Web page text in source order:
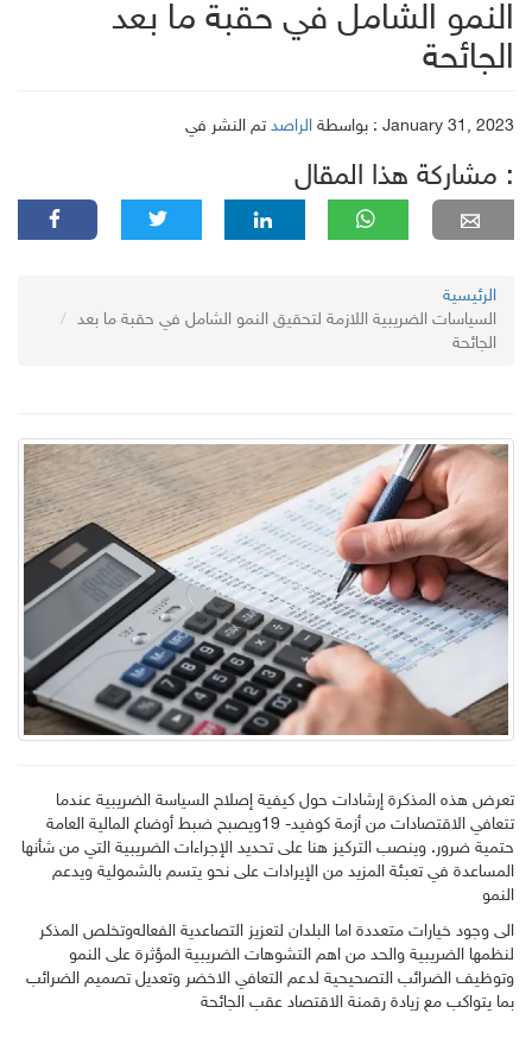
النمو الشامل في حقبة ما بعد
الجائحة
بواسطة الراصد تم النشر في : January 31, 2023
مشاركة هذا المقال :
الرئيسية
السياسات الضريبية اللازمة لتحقيق النمو الشامل في حقبة ما بعد
الجائحة
تعرض هذه المذكرة إرشادات حول كيفية إصلاح السياسة الضريبية عندما
تتعافي الاقتصادات من أزمة كوفيد- 19ويصبح ضبط أوضاع المالية العامة
حتمية ضرور. وينصب التركيز هنا على تحديد الإجراءات الضريبية التي من شأنها
المساعدة في تعبئة المزيد من الإيرادات على نحو يتسم بالشمولية ويدعم
النمو
وتخلص المذكرالى وجود خيارات متعددة اما البلدان لتعزيز التصاعدية الفعاله
لنظمها الضريبية والحد من اهم التشوهات الضريبية المؤثرة على النمو
وتوظيف الضرائب التصحيحية لدعم التعافي الاخضر وتعديل تصميم الضرائب
بما يتواكب مع زيادة رقمنة الاقتصاد عقب الجائحة